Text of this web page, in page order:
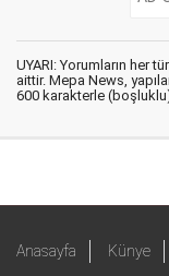
UYARI: Yorumların her
aittir. Mepa News,
600 karakterle (boşluklu)
Anasayfa Künye